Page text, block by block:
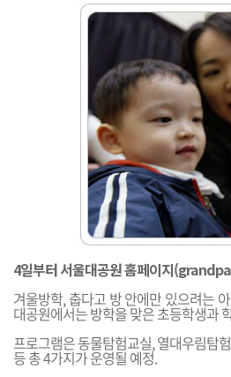
4일부터 서울대공원 홈페이지(
겨울방학, 춥다고 방 안에만 있으려는
대공원에서는 방학을 맞은 초등학생과
프로그램은 동물탐험교실, 열대우림탐
등 총 4가지가 운영될 예정.